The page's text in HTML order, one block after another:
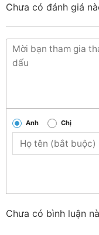
Chưa có đánh giá
Anh Chị
Chưa có bình luận